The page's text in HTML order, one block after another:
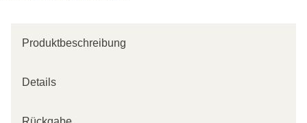
Produktbeschreibung
Details